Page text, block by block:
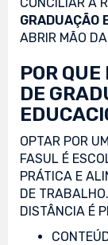
GRADUAÇÃO
ABRIR MÃO
POR
DE
OPTAR POR UM
FASUL É
PRÁTICA E
DE
DISTÂNCIA É